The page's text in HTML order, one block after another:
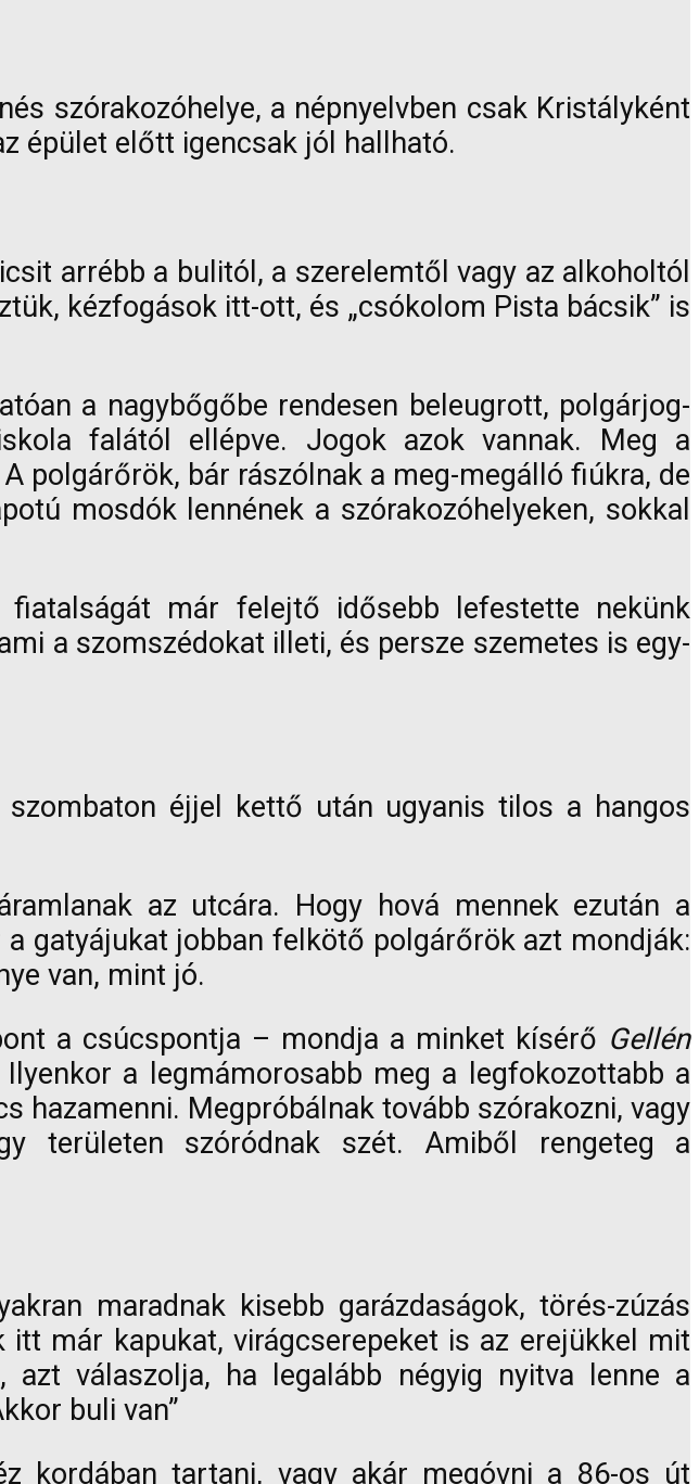
szórakozóhelye, a népnyelvben csak Kristályként
épület előtt igencsak jól hallható.
arrébb a bulitól, a szerelemtől vagy az alkoholtól
kézfogások itt-ott, és „csókolom Pista bácsik” is
a nagybőgőbe rendesen beleugrott, polgárjog-
falától ellépve. Jogok azok vannak. Meg a
polgárőrök, bár rászólnak a meg-megálló fiúkra, de
mosdók lennének a szórakozóhelyeken, sokkal
már felejtő idősebb lefestette nekünk
a szomszédokat illeti, és persze szemetes is egy-
éjjel kettő után ugyanis tilos a hangos
az utcára. Hogy hová mennek ezután a
gatyájukat jobban felkötő polgárőrök azt mondják:
van, mint jó.
a csúcspontja – mondja a minket kísérő Gellén
a legmámorosabb meg a legfokozottabb a
hazamenni. Megpróbálnak tovább szórakozni, vagy
területen szóródnak szét. Amiből rengeteg a
maradnak kisebb garázdaságok, törés-zúzás
már kapukat, virágcserepeket is az erejükkel mit
válaszolja, ha legalább négyig nyitva lenne a
buli van”
kordában tartani, vagy akár megóvni a 86-os út